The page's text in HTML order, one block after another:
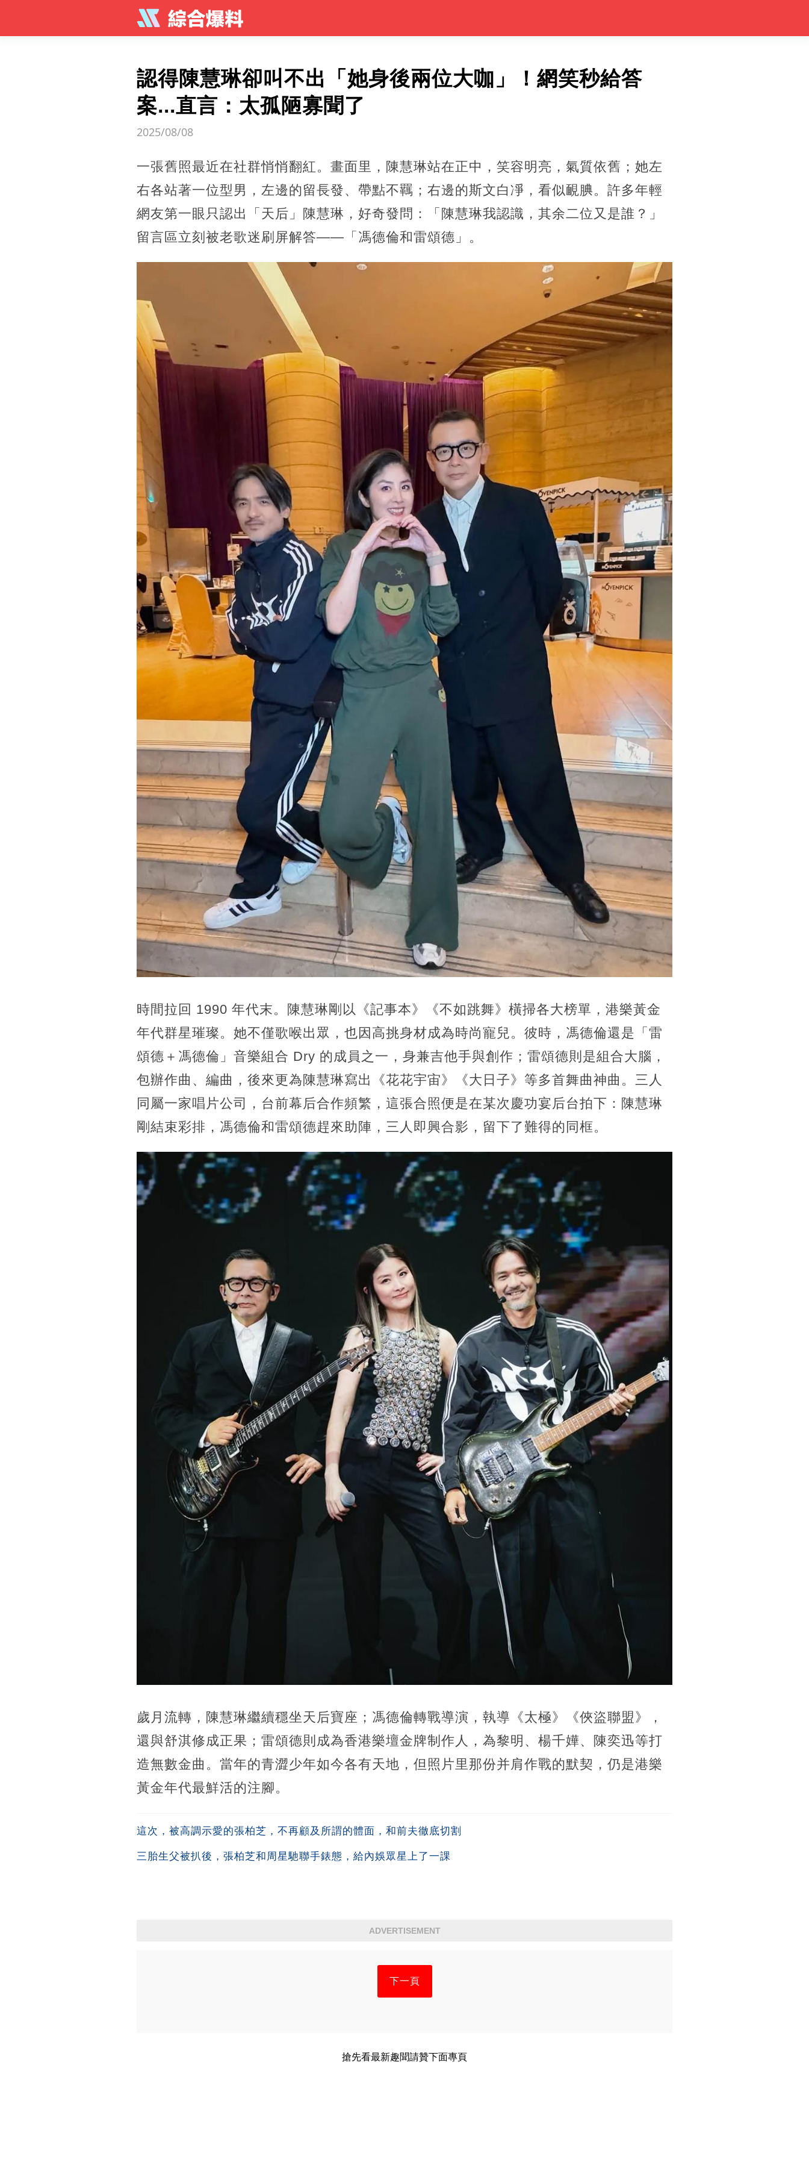
認得陳慧琳卻叫不出「她身後兩位大咖」！網笑秒給答
案...直言：太孤陋寡聞了
2025/08/08
一張舊照最近在社群悄悄翻紅。畫面里，陳慧琳站在正中，笑容明亮，氣質依舊；她左
右各站著一位型男，左邊的留長發、帶點不羈；右邊的斯文白凈，看似靦腆。許多年輕
網友第一眼只認出「天后」陳慧琳，好奇發問：「陳慧琳我認識，其余二位又是誰？」
留言區立刻被老歌迷刷屏解答——「馮德倫和雷頌德」。
時間拉回 1990 年代末。陳慧琳剛以《記事本》《不如跳舞》橫掃各大榜單，港樂黃金
年代群星璀璨。她不僅歌喉出眾，也因高挑身材成為時尚寵兒。彼時，馮德倫還是「雷
頌德＋馮德倫」音樂組合 Dry 的成員之一，身兼吉他手與創作；雷頌德則是組合大腦，
包辦作曲、編曲，後來更為陳慧琳寫出《花花宇宙》《大日子》等多首舞曲神曲。三人
同屬一家唱片公司，台前幕后合作頻繁，這張合照便是在某次慶功宴后台拍下：陳慧琳
剛結束彩排，馮德倫和雷頌德趕來助陣，三人即興合影，留下了難得的同框。
歲月流轉，陳慧琳繼續穩坐天后寶座；馮德倫轉戰導演，執導《太極》《俠盜聯盟》，
還與舒淇修成正果；雷頌德則成為香港樂壇金牌制作人，為黎明、楊千嬅、陳奕迅等打
造無數金曲。當年的青澀少年如今各有天地，但照片里那份并肩作戰的默契，仍是港樂
黃金年代最鮮活的注腳。
這次，被高調示愛的張柏芝，不再顧及所謂的體面，和前夫徹底切割
三胎生父被扒後，張柏芝和周星馳聯手錶態，給內娛眾星上了一課
ADVERTISEMENT
下一頁
搶先看最新趣聞請贊下面專頁